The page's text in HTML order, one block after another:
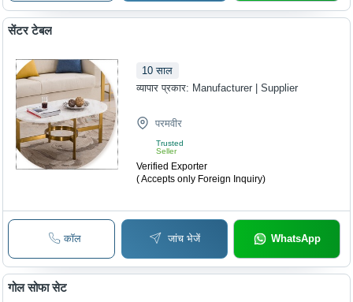
सेंटर टेबल
10 साल
व्यापार प्रकार: Manufacturer | Supplier
परमवीर
Trusted
Seller
Verified Exporter
( Accepts only Foreign Inquiry)
कॉल जांच भेजें WhatsApp
गोल सोफा सेट